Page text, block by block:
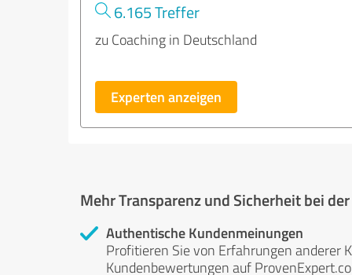
6.165 Treffer
zu Coaching in Deutschland
Experten anzeigen
Mehr Transparenz und Sicherheit bei
Authentische Kundenmeinungen
Profitieren Sie von Erfahrungen anderer
Kundenbewertungen auf